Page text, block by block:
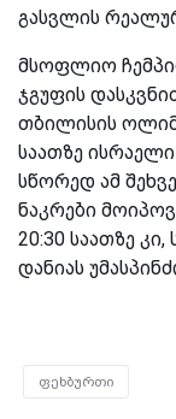
გასვლის
მსოფლიო
ჯგუფის
თბილისის
საათზე
სწორედ ამ
ნაკრები
20:30 საათზე
დანიას
ფეხბურთი